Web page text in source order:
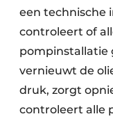
een technische
controleert of
pompinstallatie
vernieuwt de
druk, zorgt
controleert alle